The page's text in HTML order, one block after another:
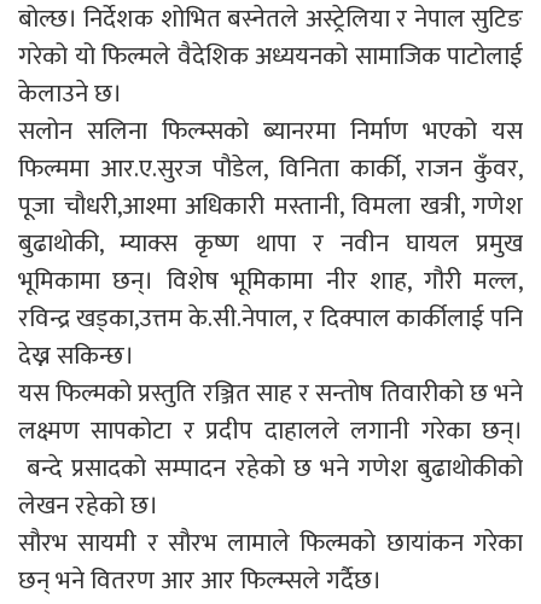
बोल्छ। निर्देशक शोभित बस्नेतले अस्ट्रेलिया र नेपाल सुटिङ
गरेको यो फिल्मले वैदेशिक अध्ययनको सामाजिक पाटोलाई
केलाउने छ।
सलोन सलिना फिल्म्सको ब्यानरमा निर्माण भएको यस
फिल्ममा आर.ए.सुरज पौडेल, विनिता कार्की, राजन कुँवर,
पूजा चौधरी,आश्मा अधिकारी मस्तानी, विमला खत्री, गणेश
बुढाथोकी, म्याक्स कृष्ण थापा र नवीन घायल प्रमुख
भूमिकामा छन्। विशेष भूमिकामा नीर शाह, गौरी मल्ल,
रविन्द्र खड्का,उत्तम के.सी.नेपाल, र दिक्पाल कार्कीलाई पनि
देख्न सकिन्छ।
यस फिल्मको प्रस्तुति रञ्जित साह र सन्तोष तिवारीको छ भने
लक्ष्मण सापकोटा र प्रदीप दाहालले लगानी गरेका छन्।
बन्दे प्रसादको सम्पादन रहेको छ भने गणेश बुढाथोकीको
लेखन रहेको छ।
सौरभ सायमी र सौरभ लामाले फिल्मको छायांकन गरेका
छन् भने वितरण आर आर फिल्म्सले गर्दैछ।